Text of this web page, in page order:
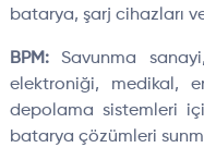
batarya, şarj cihazları
BPM:Savunma
elektroniği, medikal,
depolama sistemleri
batarya çözümleri